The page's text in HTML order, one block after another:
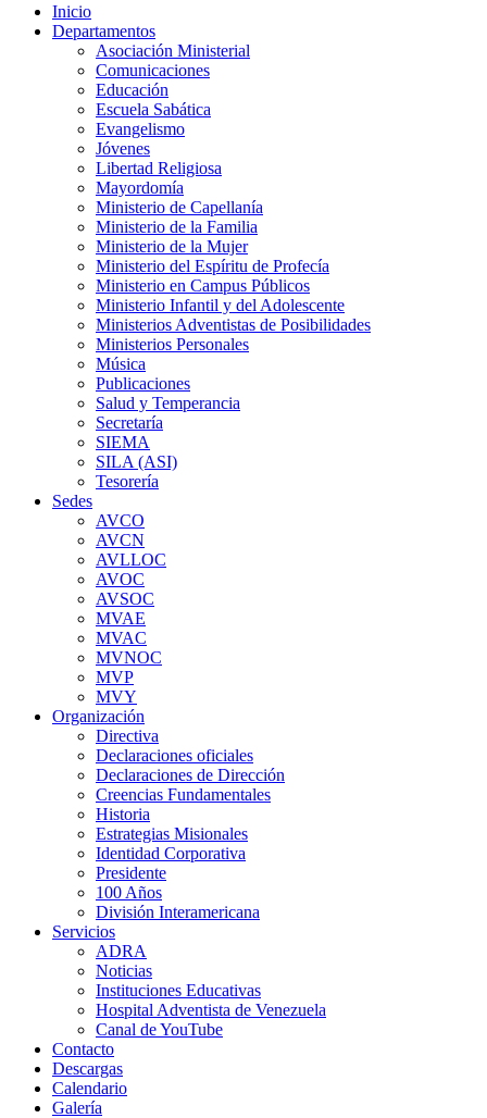
Inicio
Departamentos
Asociación Ministerial
Comunicaciones
Educación
Escuela Sabática
Evangelismo
Jóvenes
Libertad Religiosa
Mayordomía
Ministerio de Capellanía
Ministerio de la Familia
Ministerio de la Mujer
Ministerio del Espíritu de Profecía
Ministerio en Campus Públicos
Ministerio Infantil y del Adolescente
Ministerios Adventistas de Posibilidades
Ministerios Personales
Música
Publicaciones
Salud y Temperancia
Secretaría
SIEMA
SILA (ASI)
Tesorería
Sedes
AVCO
AVCN
AVLLOC
AVOC
AVSOC
MVAE
MVAC
MVNOC
MVP
MVY
Organización
Directiva
Declaraciones oficiales
Declaraciones de Dirección
Creencias Fundamentales
Historia
Estrategias Misionales
Identidad Corporativa
Presidente
100 Años
División Interamericana
Servicios
ADRA
Noticias
Instituciones Educativas
Hospital Adventista de Venezuela
Canal de YouTube
Contacto
Descargas
Calendario
Galería